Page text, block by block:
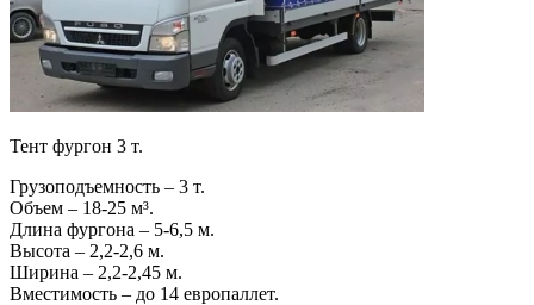
Тент фургон 3 т.
Грузоподъемность – 3 т.
Объем – 18-25 м³.
Длина фургона – 5-6,5 м.
Высота – 2,2-2,6 м.
Ширина – 2,2-2,45 м.
Вместимость – до 14 европаллет.